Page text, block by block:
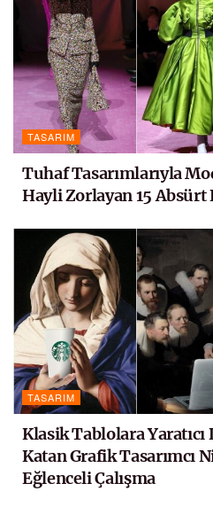
TASARIM
Tuhaf Tasarımlarıyla
Hayli Zorlayan 15 Absürt
TASARIM
Klasik Tablolara
Katan Grafik Tasarımcı
Eğlenceli Çalışma